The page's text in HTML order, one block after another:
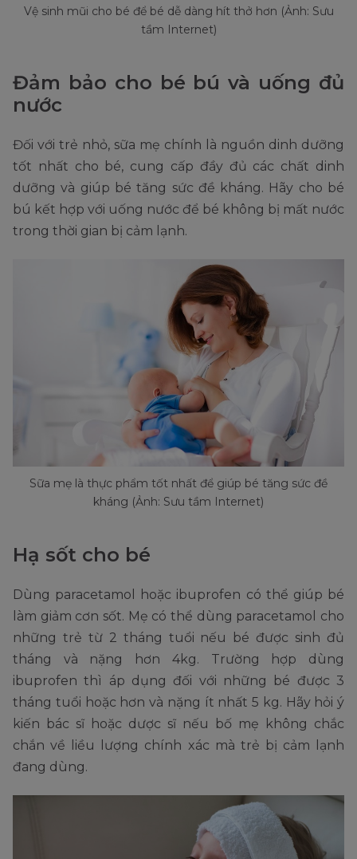
Vệ sinh mũi cho bé để bé dễ dàng hít thở hơn (Ảnh: Sưu
tầm Internet)
Đảm bảo cho bé bú và uống đủ
nước
Đối với trẻ nhỏ, sữa mẹ chính là nguồn dinh dưỡng
tốt nhất cho bé, cung cấp đầy đủ các chất dinh
dưỡng và giúp bé tăng sức đề kháng. Hãy cho bé
bú kết hợp với uống nước để bé không bị mất nước
trong thời gian bị cảm lạnh.
Sữa mẹ là thực phẩm tốt nhất để giúp bé tăng sức đề
kháng (Ảnh: Sưu tầm Internet)
Hạ sốt cho bé
Dùng paracetamol hoặc ibuprofen có thể giúp bé
làm giảm cơn sốt. Mẹ có thể dùng paracetamol cho
những trẻ từ 2 tháng tuổi nếu bé được sinh đủ
tháng và nặng hơn 4kg. Trường hợp dùng
ibuprofen thì áp dụng đối với những bé được 3
tháng tuổi hoặc hơn và nặng ít nhất 5 kg. Hãy hỏi ý
kiến bác sĩ hoặc dược sĩ nếu bố mẹ không chắc
chắn về liều lượng chính xác mà trẻ bị cảm lạnh
đang dùng.